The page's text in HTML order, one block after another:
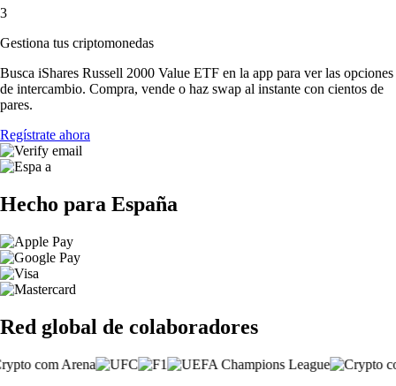
3
Gestiona tus criptomonedas
Busca iShares Russell 2000 Value ETF en la app para ver las opciones
de intercambio. Compra, vende o haz swap al instante con cientos de
pares.
Regístrate ahora
Hecho para España
Red global de colaboradores